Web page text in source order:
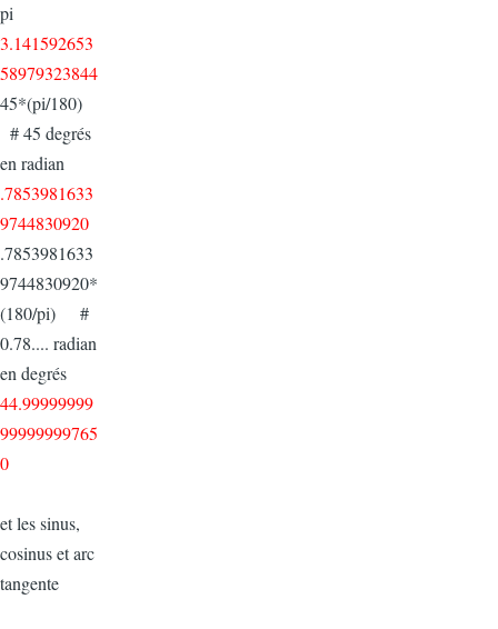
pi
3.141592653
58979323844
45*(pi/180)
# 45 degrés
en radian
.7853981633
9744830920
.7853981633
9744830920*
(180/pi) #
0.78.... radian
en degrés
44.99999999
99999999765
0
et les sinus,
cosinus et arc
tangente